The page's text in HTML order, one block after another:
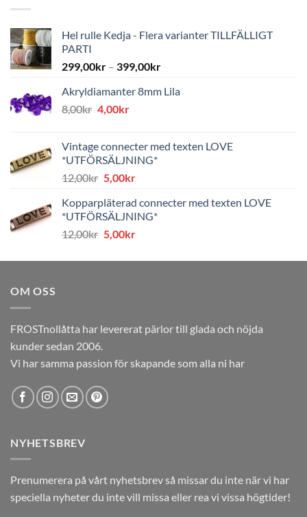
Hel rulle Kedja - Flera varianter TILLFÄLLIGT
PARTI
299,00kr – 399,00kr
Akryldiamanter 8mm Lila
8,00kr Det
var:
8,00kr.
4,00krDet
är:
4,00kr.
Vintage connecter med texten LOVE
*UTFÖRSÄLJNING*
12,00kr Det
priset
var:
12,00kr.
5,00krDet
priset
är:
5,00kr.
Kopparpläterad connecter med texten LOVE
*UTFÖRSÄLJNING*
12,00kr Det
priset
5,00krDet
priset
OM OSS
FROSTnollåtta har levererat pärlor till glada och nöjda
kunder sedan 2006.
Vi har samma passion för skapande som alla ni har
NYHETSBREV
Prenumerera på vårt nyhetsbrev så missar du inte när vi har
speciella nyheter du inte vill missa eller rea vi vissa högtider!